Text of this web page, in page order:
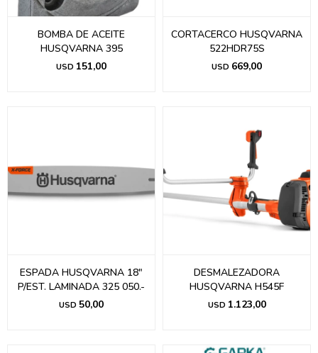
BOMBA DE ACEITE
HUSQVARNA 395
USD 151,00
CORTACERCO HUSQVARNA
522HDR75S
USD 669,00
ESPADA HUSQVARNA 18"
P/EST. LAMINADA 325 050.-
USD 50,00
DESMALEZADORA
HUSQVARNA H545F
USD 1.123,00